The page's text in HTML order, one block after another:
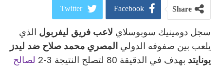
Share
Facebook
Twitter
Google+
ReddIt
WhatsApp
Pinterest
سجل دومينيك سوبوسلاي لاعب فريق ليفربول الذي
يلعب بين صفوفه الدولي المصري محمد صلاح ضد ليدز
يونايتد بهدف في الدقيقة 80 لتصلح النتيجة 3-2
لصالح